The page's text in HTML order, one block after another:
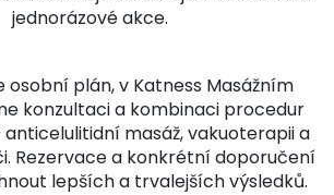
jednorázové akce.
osobní plán, v Katness Masážním
konzultaci a kombinaci procedur
masáž, vakuoterapii a
Rezervace a konkrétní doporučení
lepších a trvalejších výsledků.